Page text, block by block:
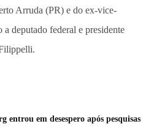
Arruda (PR) e do ex-vice-
a deputado federal e presidente
entrou em desespero após pesquisas